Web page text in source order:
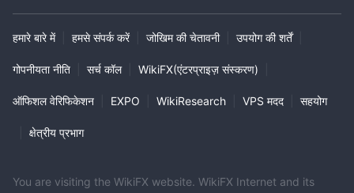
हमारे बारे में हमसे संपर्क करें जोखिम की चेतावनी उपयोग की शर्तें
गोपनीयता नीति सर्च कॉल WikiFX(एंटरप्राइज़ संस्करण)
ऑफिशल वेरिफिकेशन EXPO WikiResearch VPS मदद सहयोग
क्षेत्रीय प्रभाग
You are visiting the WikiFX website. WikiFX Internet and its